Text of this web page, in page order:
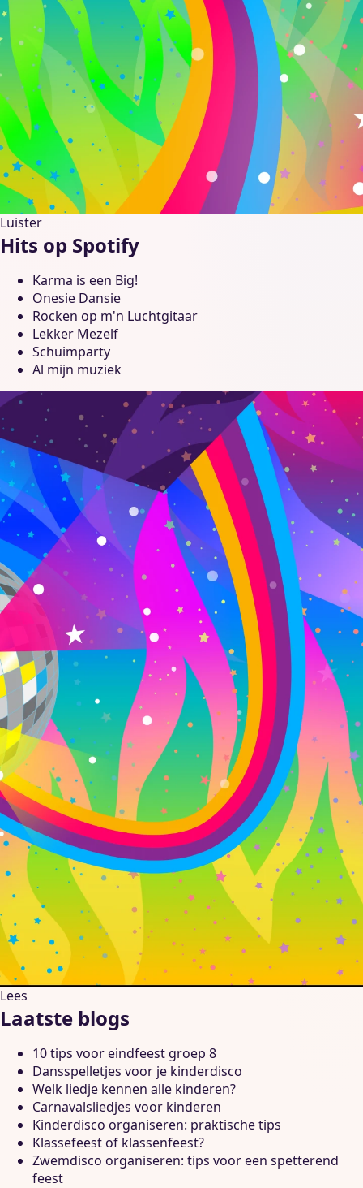
Luister
Hits op Spotify
Karma is een Big!
Onesie Dansie
Rocken op m'n Luchtgitaar
Lekker Mezelf
Schuimparty
Al mijn muziek
Lees
Laatste blogs
10 tips voor eindfeest groep 8
Dansspelletjes voor je kinderdisco
Welk liedje kennen alle kinderen?
Carnavalsliedjes voor kinderen
Kinderdisco organiseren: praktische tips
Klassefeest of klassenfeest?
Zwemdisco organiseren: tips voor een spetterend
feest